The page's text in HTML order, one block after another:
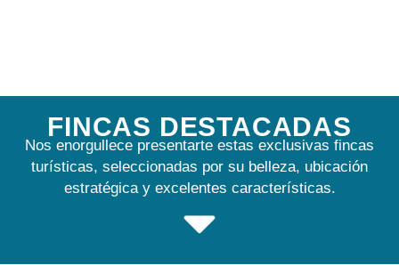
FINCAS DESTACADAS
Nos enorgullece presentarte estas exclusivas fincas
turísticas, seleccionadas por su belleza, ubicación
estratégica y excelentes características.